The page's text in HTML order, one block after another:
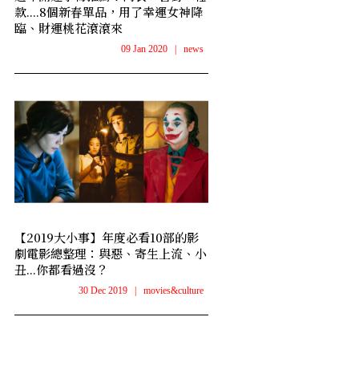
款....8個新春單品，用了幸運女神降
臨、財運桃花滾滾來
09 Jan 2020 news
【2019大小事】年度必看10部的影
劇電影總整理：與惡、寄生上流、小
丑...你都看過沒？
30 Dec 2019 movies&culture